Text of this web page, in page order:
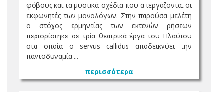
φόβους και τα μυστικά σχέδια που απεργάζονται οι
εκφωνητές των μονολόγων. Στην παρούσα μελέτη
ο στόχος ερμηνείας των εκτενών ρήσεων
περιορίστηκε σε τρία θεατρικά έργα του Πλαύτου
στα οποία ο servus callidus αποδεικνύει την
παντοδυναμία ...
περισσότερα